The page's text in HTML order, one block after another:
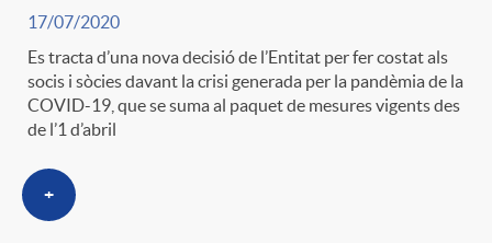
17/07/2020
Es tracta d’una nova decisió de l’Entitat per fer costat als
socis i sòcies davant la crisi generada per la pandèmia de la
COVID-19, que se suma al paquet de mesures vigents des
de l’1 d’abril
+